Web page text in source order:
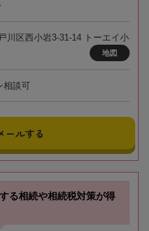
川区西小岩3-31-14 トーエイ小
地図
相談可
ールする
る相続や相続税対策が得